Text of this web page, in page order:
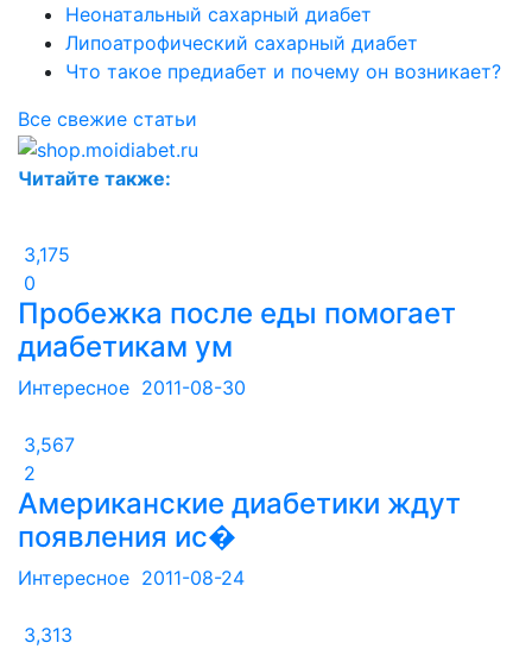
Неонатальный сахарный диабет
Липоатрофический сахарный диабет
Что такое предиабет и почему он возникает?
Все свежие статьи
Читайте также:
3,175
0
Пробежка после еды помогает
диабетикам ум
Интересное 2011-08-30
3,567
2
Американские диабетики ждут
появления ис�
Интересное 2011-08-24
3,313